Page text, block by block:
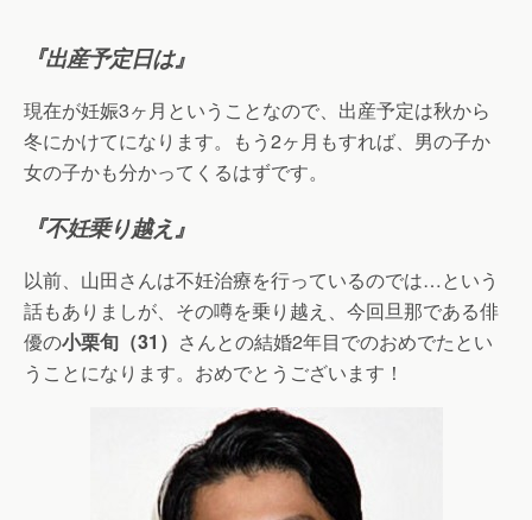
『出産予定日は』
現在が妊娠3ヶ月ということなので、出産予定は秋から
冬にかけてになります。もう2ヶ月もすれば、男の子か
女の子かも分かってくるはずです。
『不妊乗り越え』
以前、山田さんは不妊治療を行っているのでは…という
話もありましが、その噂を乗り越え、今回旦那である俳
優の小栗旬（31） さんとの結婚2年目でのおめでたとい
うことになります。おめでとうございます！